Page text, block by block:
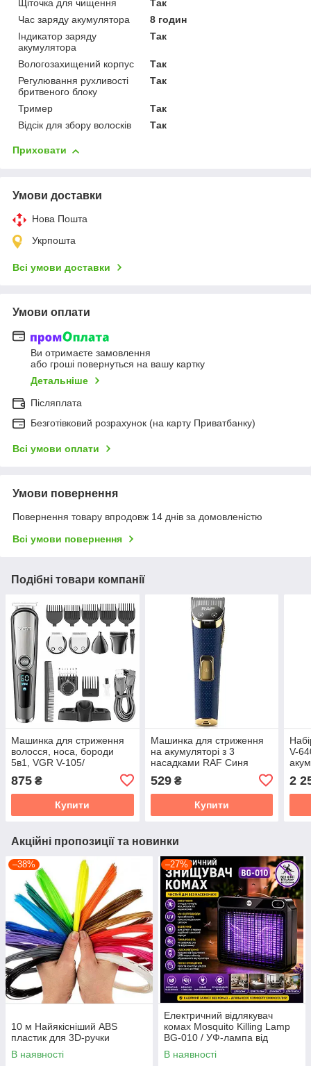
Щіточка для чищення
Так
Час заряду акумулятора
8 годин
Індикатор заряду
акумулятора
Так
Вологозахищений корпус
Так
Регулювання рухливості
бритвеного блоку
Так
Тример
Так
Відсік для збору волосків
Так
Приховати
Умови доставки
Нова Пошта
Укрпошта
Всі умови доставки
Умови оплати
Ви отримаєте замовлення
або гроші повернуться на вашу картку
Детальніше
Післяплата
Безготівковий розрахунок (на карту Приватбанку)
Всі умови оплати
Умови повернення
Повернення товару впродовж 14 днів за домовленістю
Всі умови повернення
Подібні товари компанії
Машинка для стриження
волосся, носа, бороди
5в1, VGR V-105/
акумуляторний тример/
Електробритва
875 ₴
Купити
Машинка для стриження
на акумуляторі з 3
насадками RAF Синя
529₴
Купити
V-
2
Акційні пропозиції та новинки
–38%
10 м Найякісніший ABS
пластик для 3D-ручки
В наявності
–27%
Електричний відлякувач
комах Mosquito Killing Lamp
BG-010 / УФ-лампа від
комарів 360° USB / Настінний
знищувач комах
В наявності